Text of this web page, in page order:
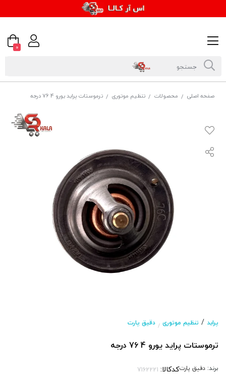
صفحه اصلی / محصولات / تنظیم موتوری / ترموستات پراید یورو 4 76 درجه
پراید / تنظیم موتوری / دقیق پارت
ترموستات پراید یورو 4 76 درجه
برند: دقیق پارتکدکالا:
0